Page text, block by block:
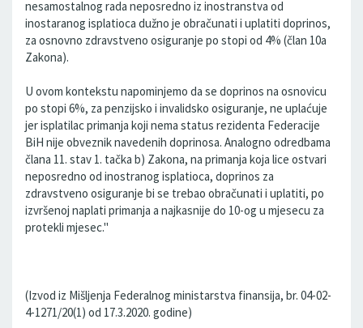
nesamostalnog rada neposredno iz inostranstva od
inostaranog isplatioca dužno je obračunati i uplatiti doprinos,
za osnovno zdravstveno osiguranje po stopi od 4% (član 10a
Zakona).
U ovom kontekstu napominjemo da se doprinos na osnovicu
po stopi 6%, za penzijsko i invalidsko osiguranje, ne uplaćuje
jer isplatilac primanja koji nema status rezidenta Federacije
BiH nije obveznik navedenih doprinosa. Analogno odredbama
člana 11. stav 1. tačka b) Zakona, na primanja koja lice ostvari
neposredno od inostranog isplatioca, doprinos za
zdravstveno osiguranje bi se trebao obračunati i uplatiti, po
izvršenoj naplati primanja a najkasnije do 10-og u mjesecu za
protekli mjesec."
(Izvod iz Mišljenja Federalnog ministarstva finansija, br. 04-02-
4-1271/20(1) od 17.3.2020. godine)